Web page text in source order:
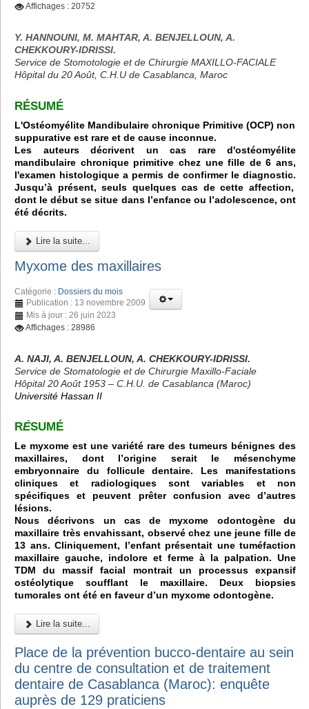
Affichages : 20752
Y. HANNOUNI, M. MAHTAR, A. BENJELLOUN, A.
CHEKKOURY-IDRISSI.
Service de Stomotologie et de Chirurgie MAXILLO-FACIALE
Hôpital du 20 Août, C.H.U de Casablanca, Maroc
RÉSUMÉ
L'Ostéomyélite Mandibulaire chronique Primitive (OCP) non
suppurative est rare et de cause inconnue.
Les auteurs décrivent un cas rare d'ostéomyélite
mandibulaire chronique primitive chez une fille de 6 ans,
l'examen histologique a permis de confirmer le diagnostic.
Jusqu’à présent, seuls quelques cas de cette affection,
dont le début se situe dans l’enfance ou l’adolescence, ont
été décrits.
Lire la suite...
Myxome des maxillaires
Catégorie : Dossiers du mois
Publication : 13 novembre 2009
Mis à jour : 26 juin 2023
Affichages : 28986
A. NAJI, A. BENJELLOUN, A. CHEKKOURY-IDRISSI.
Service de Stomatologie et de Chirurgie Maxillo-Faciale
Hôpital 20 Août 1953 – C.H.U. de Casablanca (Maroc)
Université Hassan II
RÉSUMÉ
Le myxome est une variété rare des tumeurs bénignes des
maxillaires, dont l’origine serait le mésenchyme
embryonnaire du follicule dentaire. Les manifestations
cliniques et radiologiques sont variables et non
spécifiques et peuvent prêter confusion avec d’autres
lésions.
Nous décrivons un cas de myxome odontogène du
maxillaire très envahissant, observé chez une jeune fille de
13 ans. Cliniquement, l’enfant présentait une tuméfaction
maxillaire gauche, indolore et ferme à la palpation. Une
TDM du massif facial montrait un processus expansif
ostéolytique soufflant le maxillaire. Deux biopsies
tumorales ont été en faveur d’un myxome odontogène.
Lire la suite...
Place de la prévention bucco-dentaire au sein
du centre de consultation et de traitement
dentaire de Casablanca (Maroc): enquête
auprès de 129 praticiens